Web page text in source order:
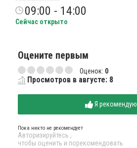
09:00 - 14:00
Сейчас открыто
Оцените первым
Оценок: 0
Просмотров в августе: 8
Я рекомендую
Пока никто не рекомендует
Авторизируйтесь ,
чтобы оценить и порекомендовать